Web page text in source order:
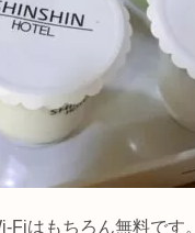
はもちろん無料です。